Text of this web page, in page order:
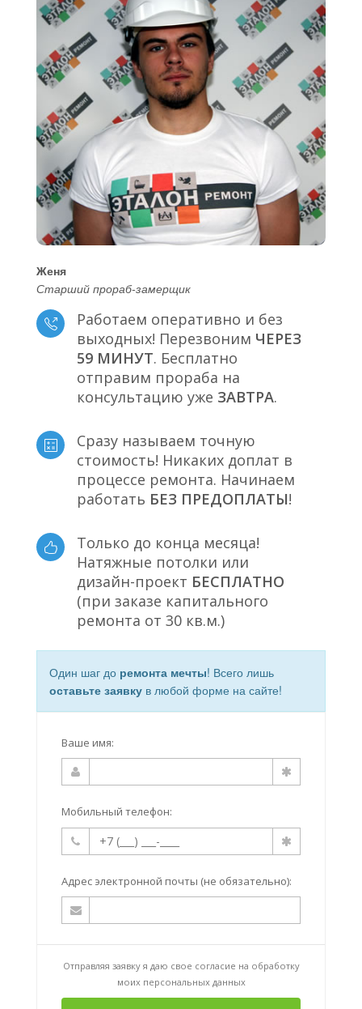
Женя
Старший прораб-замерщик
Работаем оперативно и без
выходных! Перезвоним ЧЕРЕЗ
59 МИНУТ. Бесплатно
отправим прораба на
консультацию уже ЗАВТРА.
Сразу называем точную
стоимость! Никаких доплат в
процессе ремонта. Начинаем
работать БЕЗ ПРЕДОПЛАТЫ!
Только до конца месяца!
Натяжные потолки или
дизайн-проект БЕСПЛАТНО
(при заказе капитального
ремонта от 30 кв.м.)
Один шаг до ремонта мечты! Всего лишь
оставьте заявку в любой форме на сайте!
Ваше имя:
Мобильный телефон:
Адрес электронной почты (не обязательно):
Отправляя заявку я даю свое согласие на обработку
моих персональных данных